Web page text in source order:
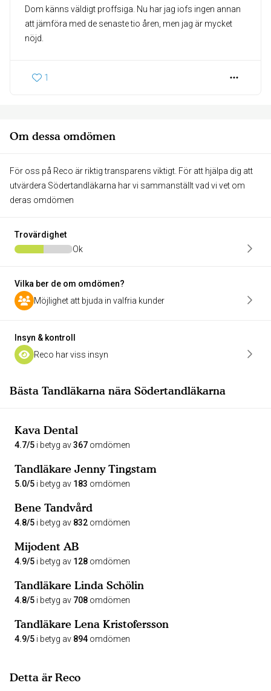
Om dessa omdömen
För oss på Reco är riktig transparens viktigt. För att hjälpa dig att
utvärdera Södertandläkarna har vi sammanställt vad vi vet om
deras omdömen
Trovärdighet
Ok
Vilka ber de om omdömen?
Möjlighet att bjuda in valfria kunder
Insyn & kontroll
Reco har viss insyn
Bästa Tandläkarna nära Södertandläkarna
Kava Dental
4.7/5 i betyg av367 omdömen
Tandläkare Jenny Tingstam
5.0/5 i betyg av 183 omdömen
Bene Tandvård
4.8/5 i betyg av 832 omdömen
Mijodent AB
4.9/5 i betyg av 128 omdömen
Tandläkare Linda Schölin
4.8/5 i betyg av 708 omdömen
Tandläkare Lena Kristofersson
4.9/5 i betyg av 894 omdömen
Detta är Reco
Dom känns väldigt proffsiga. Nu har jag iofs ingen annan
att jämföra med de senaste tio åren, men jag är mycket
nöjd.
1